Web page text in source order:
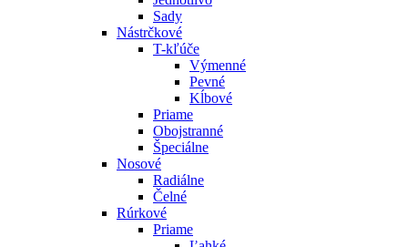
Sady
Nástrčkové
T-kľúče
Výmenné
Pevné
Kĺbové
Priame
Obojstranné
Špeciálne
Nosové
Radiálne
Čelné
Rúrkové
Priame